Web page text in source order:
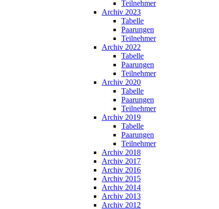
Teilnehmer
Archiv 2023
Tabelle
Paarungen
Teilnehmer
Archiv 2022
Tabelle
Paarungen
Teilnehmer
Archiv 2020
Tabelle
Paarungen
Teilnehmer
Archiv 2019
Tabelle
Paarungen
Teilnehmer
Archiv 2018
Archiv 2017
Archiv 2016
Archiv 2015
Archiv 2014
Archiv 2013
Archiv 2012